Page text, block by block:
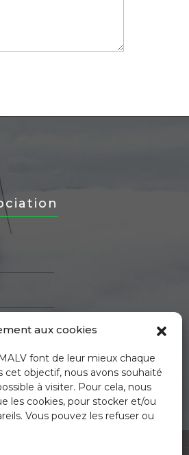
aux cookies
font de leur mieux chaque
cet objectif, nous avons souhaité
à visiter. Pour cela, nous
les cookies, pour stocker et/ou
Vous pouvez les refuser ou